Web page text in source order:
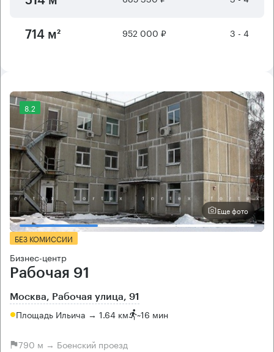
714 м² 952 000 ₽ 3 - 4
8.2
Еще фото
БЕЗ КОМИССИИ
Бизнес-центр
Рабочая 91
Москва, Рабочая улица, 91
Площадь Ильича → 1.64 км ~16 мин
790 м → Боенский проезд